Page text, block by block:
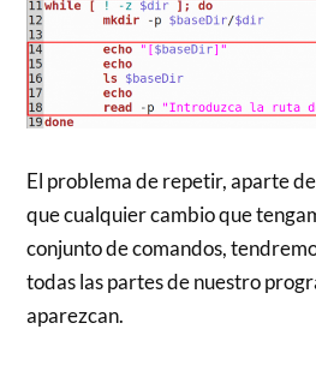
El problema de repetir, aparte
que cualquier cambio que
conjunto de comandos,
todas las partes de nuestro
aparezcan.